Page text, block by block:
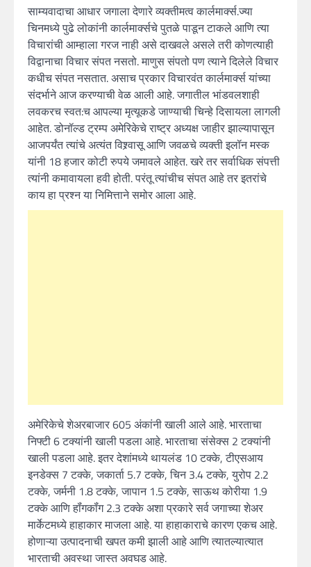
साम्यवादाचा आधार जगाला देणारे व्यक्तीमत्व कार्लमार्क्स.ज्या
चिनमध्ये पुढे लोकांनी कार्लमार्क्सचे पुतळे पाडून टाकले आणि त्या
विचारांची आम्हाला गरज नाही असे दाखवले असले तरी कोणत्याही
विद्वानाचा विचार संपत नसतो. माणुस संपतो पण त्याने दिलेले विचार
कधीच संपत नसतात. असाच प्रकार विचारवंत कार्लमार्क्स यांच्या
संदर्भाने आज करण्याची वेळ आली आहे. जगातील भांडवलशाही
लवकरच स्वत:च आपल्या मृत्यूकडे जाण्याची चिन्हे दिसायला लागली
आहेत. डोनॉल्ड ट्रम्प अमेरिकेचे राष्ट्र अध्यक्ष जाहीर झाल्यापासून
आजपर्यंत त्यांचे अत्यंत विश्र्वासू आणि जवळचे व्यक्ती इलॉन मस्क
यांनी 18 हजार कोटी रुपये जमावले आहेत. खरे तर सर्वाधिक संपत्ती
त्यांनी कमावायला हवी होती. परंतू त्यांचीच संपत आहे तर इतरांचे
काय हा प्रश्न या निमित्ताने समोर आला आहे.
अमेरिकेचे शेअरबाजार 605 अंकांनी खाली आले आहे. भारताचा
निफ्टी 6 टक्यांनी खाली पडला आहे. भारताचा संसेक्स 2 टक्यांनी
खाली पडला आहे. इतर देशांमध्ये थायलंड 10 टक्के, टीएसआय
इनडेक्स 7 टक्के, जकार्ता 5.7 टक्के, चिन 3.4 टक्के, युरोप 2.2
टक्के, जर्मनी 1.8 टक्के, जापान 1.5 टक्के, साऊथ कोरीया 1.9
टक्के आणि हॉंगकॉंग 2.3 टक्के अशा प्रकारे सर्व जगाच्या शेअर
मार्केटमध्ये हाहाकार माजला आहे. या हाहाकाराचे कारण एकच आहे.
होणाऱ्या उत्पादनाची खपत कमी झाली आहे आणि त्यातल्यात्यात
भारताची अवस्था जास्त अवघड आहे.